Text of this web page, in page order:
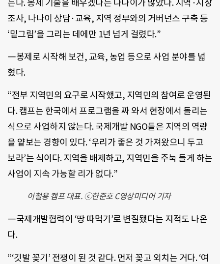
는다. 봉제 기술을 배우겠다는 나나이가 많았다. 지역·시장
조사, 나나이 상담·교육, 지역 정부와의 거버넌스 구축 등
‘밑그림’을 그리는 데에만 1년 넘게 걸렸다.”
―봉제로 시작해 보건, 교육, 농업 등으로 사업 분야를 넓
혔다.
“전부 지역민의 요구로 시작했고, 지역민의 참여로 운영된
다. 캠프는 한국에서 프로그램을 짜 와서 현장에서 돌리는
식으로 사업하지 않는다. 국제개발 NGO들은 지역의 역량
을 얕보는 경향이 있다. ‘우리가 좋은 것 가져왔으니 두고
보라’는 식이다. 지역을 배제하고, 지역민을 주눅 들게 하는
사업이 지속 가능할 리가 없다.”
이철용 캠프 대표. ⓒ한준호 C영상미디어 기자
―국제개발협력이 ‘땅 따먹기’로 변질됐다는 지적도 나온
다.
“‘깃발 꽂기’ 전쟁이 된 것 같다. 먼저 꽂고 외치는 거다. ‘여